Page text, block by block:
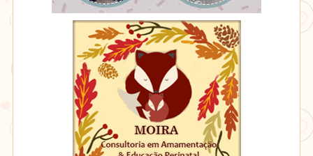
Art
Piccolina
Moira
Consultoria
em
Amamentação
&
Educação
Perinatal